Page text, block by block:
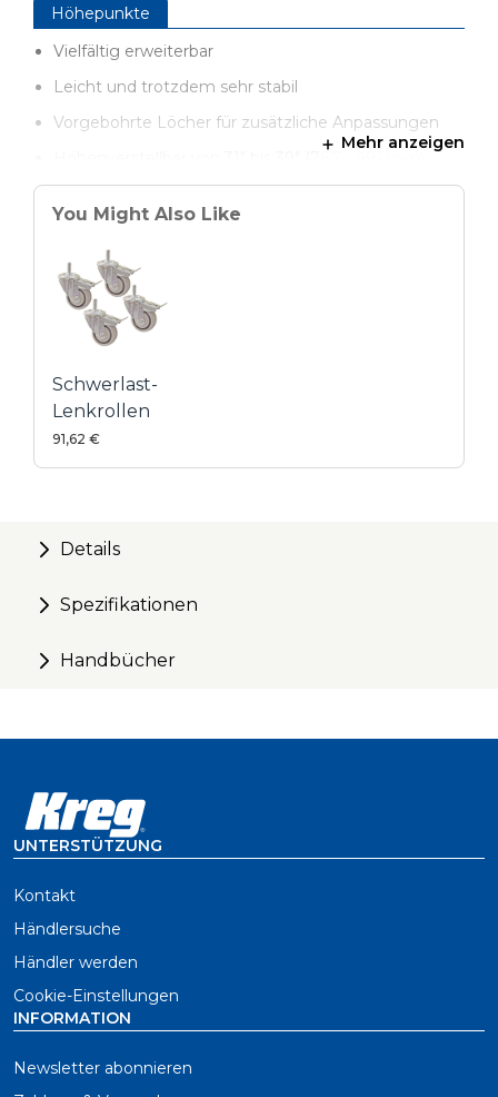
Höhepunkte
Vielfältig erweiterbar
Leicht und trotzdem sehr stabil
Vorgebohrte Löcher für zusätzliche Anpassungen
Mehr anzeigen
You Might Also Like
Schwerlast-
Lenkrollen
91,62 €
Details
Spezifikationen
Handbücher
UNTERSTÜTZUNG
Kontakt
Händlersuche
Händler werden
Cookie-Einstellungen
INFORMATION
Newsletter abonnieren